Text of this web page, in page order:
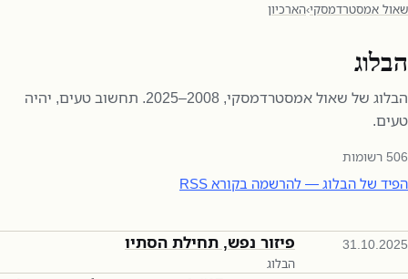
שאול אמסטרדמסקי›הארכיון
הבלוג
הבלוג של שאול אמסטרדמסקי, 2008–2025. תחשוב טעים, יהיה
טעים.
506 רשומות
הפיד של הבלוג — להרשמה בקורא RSS
31.10.2025 פיזור נפש, תחילת הסתיו
הבלוג